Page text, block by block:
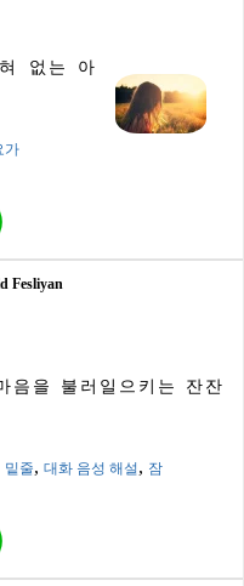
없는 아
가
Fesliyan
음을 불러일으키는 잔잔
밑줄, 대화 음성 해설 , 잠